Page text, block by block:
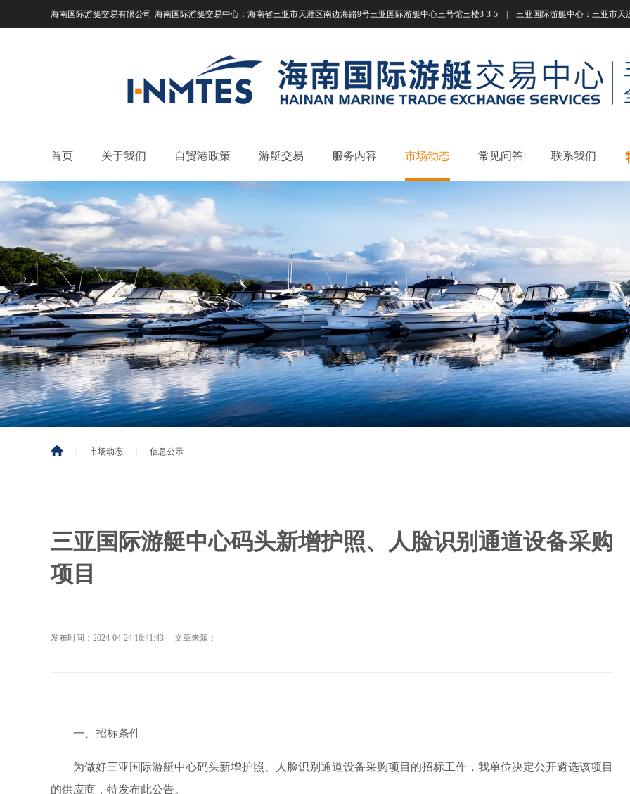
海南国际游艇交易有限公司-海南国际游艇交易中心： 海南省三亚市天涯区南边海路9号三亚国际游艇中心三号馆三楼3-3-5 | 三亚国际游艇中心：三亚市
首页 关于我们 自贸港政策 游艇交易 服务内容 市场动态 常见问答 联系我们
市场动态 信息公示
三亚国际游艇中心码头新增护照、人脸识别通道设备采购
项目
发布时间：2024-04-24 16:41:43 文章来源：
一、招标条件
为做好三亚国际游艇中心码头新增护照、人脸识别通道设备采购项目的招标工作，我单位决定公开遴选该项目
的供应商，特发布此公告。